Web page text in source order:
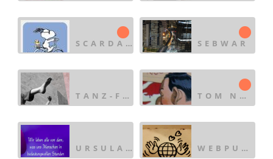
SCARDANELLI SEBWAR
TANZ-FORUM TOM NOVEMBER
URSULA_BAUR WEBPUBLISHING MIT HU